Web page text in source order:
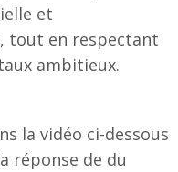
et
tout en respectant
ambitieux.
la vidéo ci-dessous
réponse de du